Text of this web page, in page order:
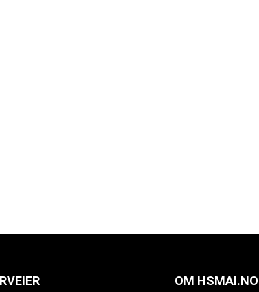
OM HSMAI.NO